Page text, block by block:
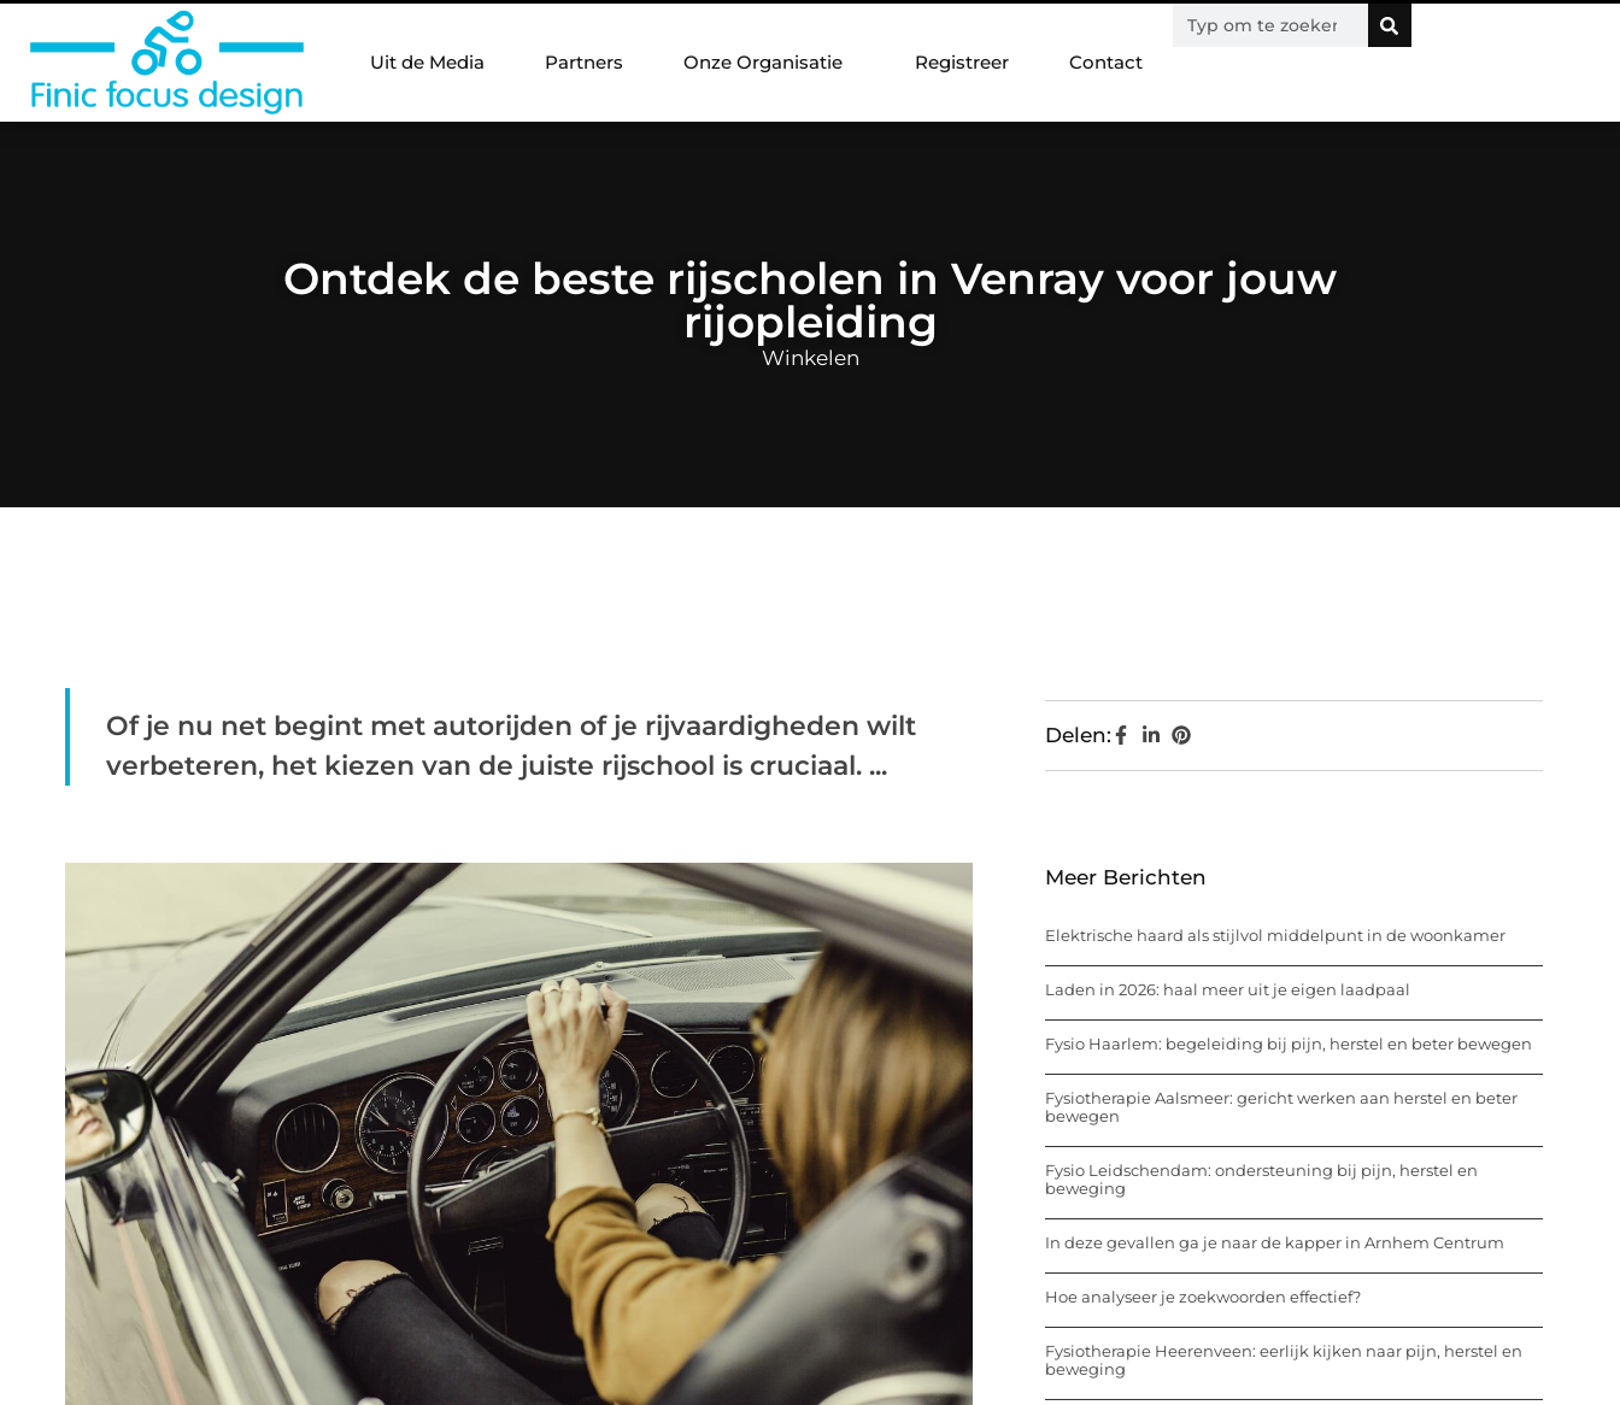
Uit de Media Partners Onze Organisatie Registreer Contact
Ontdek de beste rijscholen in Venray voor jouw
rijopleiding
Winkelen
Of je nu net begint met autorijden of je rijvaardigheden wilt
verbeteren, het kiezen van de juiste rijschool is cruciaal. ...
Delen:
Meer Berichten
Elektrische haard als stijlvol middelpunt in de woonkamer
Laden in 2026: haal meer uit je eigen laadpaal
Fysio Haarlem: begeleiding bij pijn, herstel en beter bewegen
Fysiotherapie Aalsmeer: gericht werken aan herstel en beter
bewegen
Fysio Leidschendam: ondersteuning bij pijn, herstel en
beweging
In deze gevallen ga je naar de kapper in Arnhem Centrum
Hoe analyseer je zoekwoorden effectief?
Fysiotherapie Heerenveen: eerlijk kijken naar pijn, herstel en
beweging